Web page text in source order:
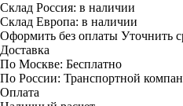
Склад Россия: в наличии
Склад Европа: в наличии
Оформить без оплаты Уточнить
Доставка
По Москве: Бесплатно
По России: Транспортной
Оплата